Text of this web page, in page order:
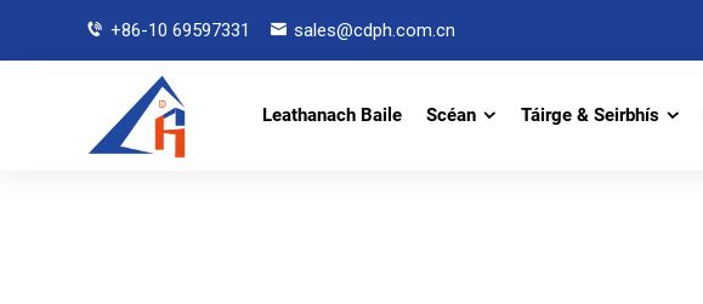
+86-10 69597331 sales@cdph.com.cn
Leathanach Baile Scéan Táirge & Seirbhís